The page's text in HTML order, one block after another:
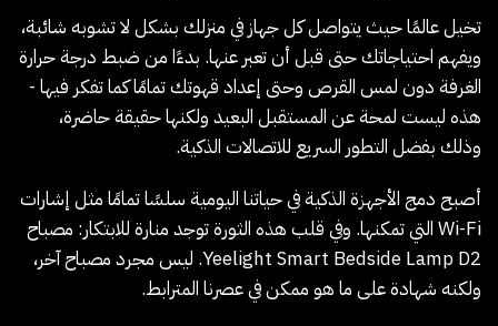
تخيل عالمًا حيث يتواصل كل جهاز في منزلك بشكل لا تشوبه شائبة،
ويفهم احتياجاتك حتى قبل أن تعبر عنها. بدءًا من ضبط درجة حرارة
الغرفة دون لمس القرص وحتى إعداد قهوتك تمامًا كما تفكر فيها -
هذه ليست لمحة عن المستقبل البعيد ولكنها حقيقة حاضرة،
وذلك بفضل التطور السريع للاتصالات الذكية.
أصبح دمج الأجهزة الذكية في حياتنا اليومية سلسًا تمامًا مثل إشارات
Wi-Fi التي تمكنها. وفي قلب هذه الثورة توجد منارة للابتكار: مصباح
Yeelight Smart Bedside Lamp D2. ليس مجرد مصباح آخر،
ولكنه شهادة على ما هو ممكن في عصرنا المترابط.